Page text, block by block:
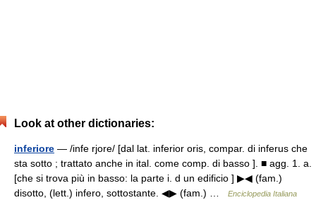
Look at other dictionaries:
inferiore — /infe rjore/ [dal lat. inferior oris, compar. di inferus che
sta sotto ; trattato anche in ital. come comp. di basso ]. ■ agg. 1. a.
[che si trova più in basso: la parte i. d un edificio ] ▶◀ (fam.)
disotto, (lett.) infero, sottostante. ◀▶ (fam.) …
Enciclopedia Italiana